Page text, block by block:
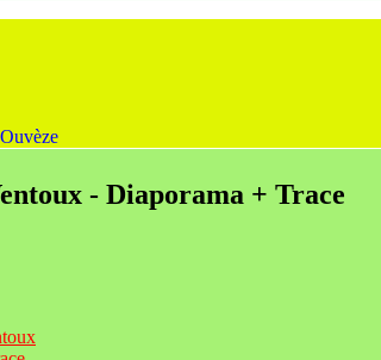
- Diaporama + Trace